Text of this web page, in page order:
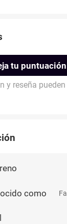
tu
y reseña
como